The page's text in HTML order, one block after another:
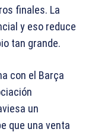
finales. La
y eso reduce
tan grande.
con el Barça
un
que una venta